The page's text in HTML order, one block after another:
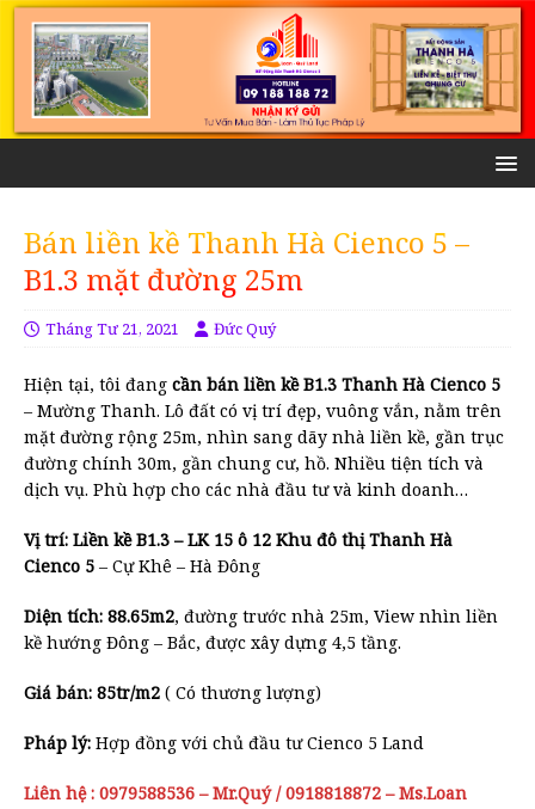
Bán liền kề Thanh Hà Cienco 5 –
B1.3 mặt đường 25m
Tháng Tư 21, 2021 Đức Quý
Hiện tại, tôi đang cần bán liền kề B1.3 Thanh Hà Cienco 5
– Mường Thanh. Lô đất có vị trí đẹp, vuông vắn, nằm trên
mặt đường rộng 25m, nhìn sang dãy nhà liền kề, gần trục
đường chính 30m, gần chung cư, hồ. Nhiều tiện tích và
dịch vụ. Phù hợp cho các nhà đầu tư và kinh doanh…
Vị trí: Liền kề B1.3 – LK 15 ô 12 Khu đô thị Thanh Hà
Cienco 5 – Cự Khê – Hà Đông
Diện tích: 88.65m2, đường trước nhà 25m, View nhìn liền
kề hướng Đông – Bắc, được xây dựng 4,5 tầng.
Giá bán: 85tr/m2 ( Có thương lượng)
Pháp lý: Hợp đồng với chủ đầu tư Cienco 5 Land
Liên hệ : 0979588536 – Mr.Quý / 0918818872 – Ms.Loan